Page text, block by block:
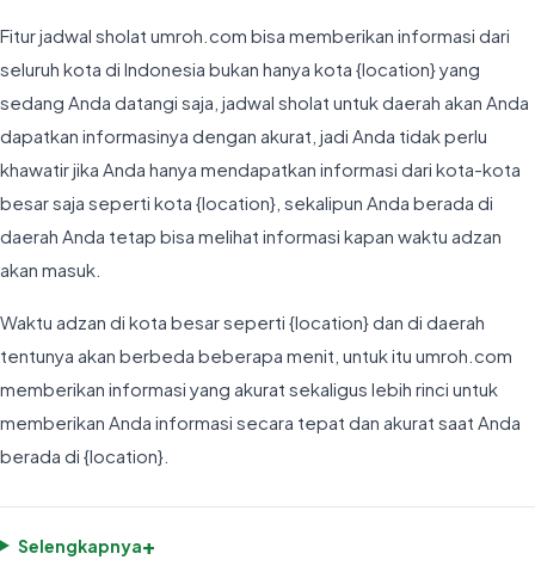
Fitur jadwal sholat umroh.com bisa memberikan informasi dari
seluruh kota di Indonesia bukan hanya kota {location} yang
sedang Anda datangi saja, jadwal sholat untuk daerah akan Anda
dapatkan informasinya dengan akurat, jadi Anda tidak perlu
khawatir jika Anda hanya mendapatkan informasi dari kota-kota
besar saja seperti kota {location}, sekalipun Anda berada di
daerah Anda tetap bisa melihat informasi kapan waktu adzan
akan masuk.
Waktu adzan di kota besar seperti {location} dan di daerah
tentunya akan berbeda beberapa menit, untuk itu umroh.com
memberikan informasi yang akurat sekaligus lebih rinci untuk
memberikan Anda informasi secara tepat dan akurat saat Anda
berada di {location}.
Selengkapnya+